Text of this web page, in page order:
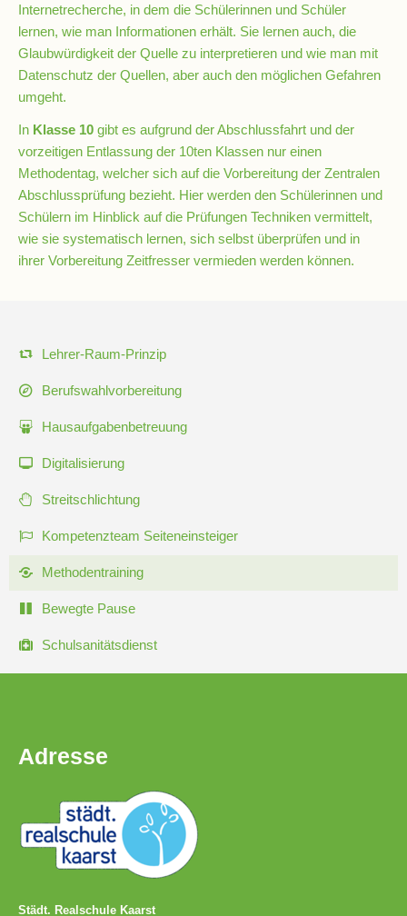
Digitalisierung
Streitschlichtung
Kompetenzteam
Seiteneinsteiger
Methodentraining
Schulsanitätsdienst
Unterricht
Vertretungsplan
Realschulbildungsgang
5
und
Stufe
8
Internetrecherche, in dem die Schülerinnen und Schüler
lernen, wie man Informationen erhält. Sie lernen auch, die
Glaubwürdigkeit der Quelle zu interpretieren und wie man mit
Datenschutz der Quellen, aber auch den möglichen Gefahren
umgeht.
In Klasse 10 gibt es aufgrund der Abschlussfahrt und der
vorzeitigen Entlassung der 10ten Klassen nur einen
Methodentag, welcher sich auf die Vorbereitung der Zentralen
Abschlussprüfung bezieht. Hier werden den Schülerinnen und
Schülern im Hinblick auf die Prüfungen Techniken vermittelt,
wie sie systematisch lernen, sich selbst überprüfen und in
ihrer Vorbereitung Zeitfresser vermieden werden können.
NavigationLehrer-Raum-Prinzip
Berufswahlvorbereitung
Hausaufgabenbetreuung
Digitalisierung
Streitschlichtung
Kompetenzteam Seiteneinsteiger
Methodentraining
Bewegte Pause
Schulsanitätsdienst
Adresse
Städt. Realschule Kaarst